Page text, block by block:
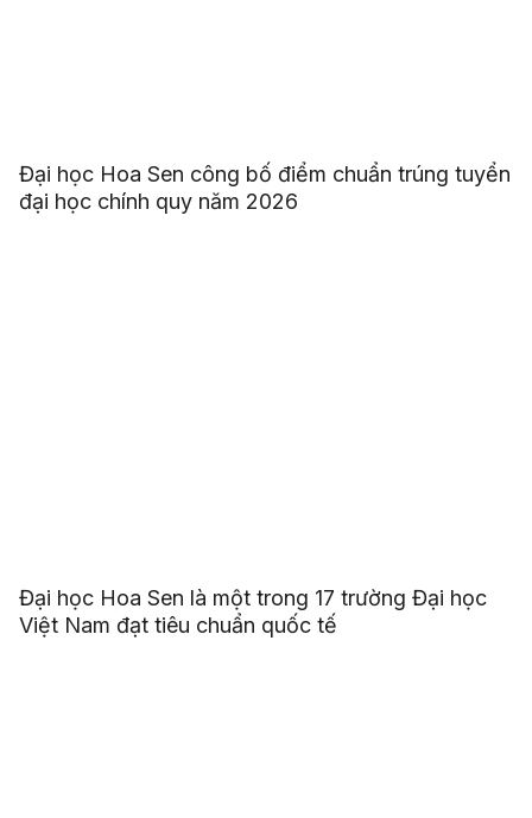
Đại học Hoa Sen công bố điểm chuẩn trúng tuyển
đại học chính quy năm 2026
Đại học Hoa Sen là một trong 17 trường Đại học
Việt Nam đạt tiêu chuẩn quốc tế